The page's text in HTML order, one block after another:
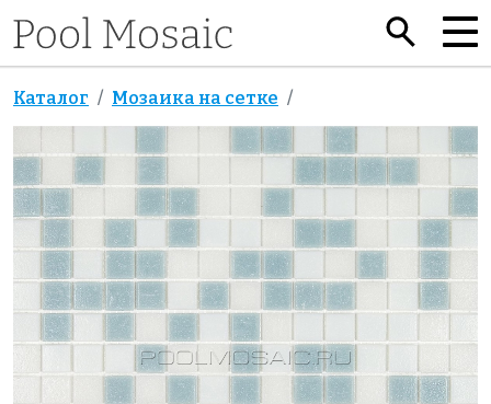
Каталог Мозаика на сетке